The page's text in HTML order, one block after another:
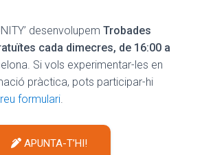
desenvolupem Trobades
cada dimecres, de 16:00 a
Si vols experimentar-les en
pràctica, pots participar-hi
formulari.
APUNTA-T’HI!